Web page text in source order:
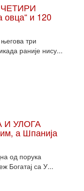
и 120
три
раније нису...
УЛОГА
а Шпанија
од порука
Богатај са У...